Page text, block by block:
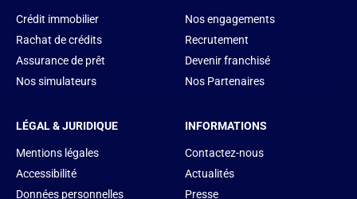
Crédit immobilier
Rachat de crédits
Assurance de prêt
Nos simulateurs
Nos engagements
Recrutement
Devenir franchisé
Nos Partenaires
LÉGAL & JURIDIQUE
Mentions légales
Accessibilité
Données personnelles
INFORMATIONS
Contactez-nous
Actualités
Presse